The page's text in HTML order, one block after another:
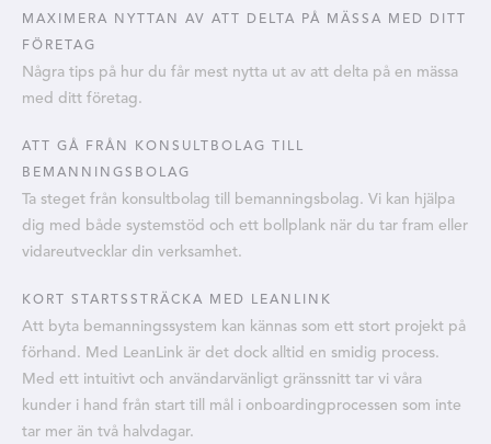
MAXIMERA NYTTAN AV ATT DELTA PÅ MÄSSA MED DITT
FÖRETAG
Några tips på hur du får mest nytta ut av att delta på en mässa
med ditt företag.
ATT GÅ FRÅN KONSULTBOLAG TILL
BEMANNINGSBOLAG
Ta steget från konsultbolag till bemanningsbolag. Vi kan hjälpa
dig med både systemstöd och ett bollplank när du tar fram eller
vidareutvecklar din verksamhet.
KORT STARTSSTRÄCKA MED LEANLINK
Att byta bemanningssystem kan kännas som ett stort projekt på
förhand. Med LeanLink är det dock alltid en smidig process.
Med ett intuitivt och användarvänligt gränssnitt tar vi våra
kunder i hand från start till mål i onboardingprocessen som inte
tar mer än två halvdagar.